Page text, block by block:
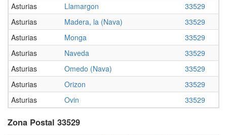
Asturias
Llamargon
33529
Asturias
Madera, la (Nava)
33529
Asturias
Monga
33529
Asturias
Naveda
33529
Asturias
Omedo (Nava)
33529
Asturias
Orizon
33529
Asturias
Ovin 33529
Zona Postal 33529